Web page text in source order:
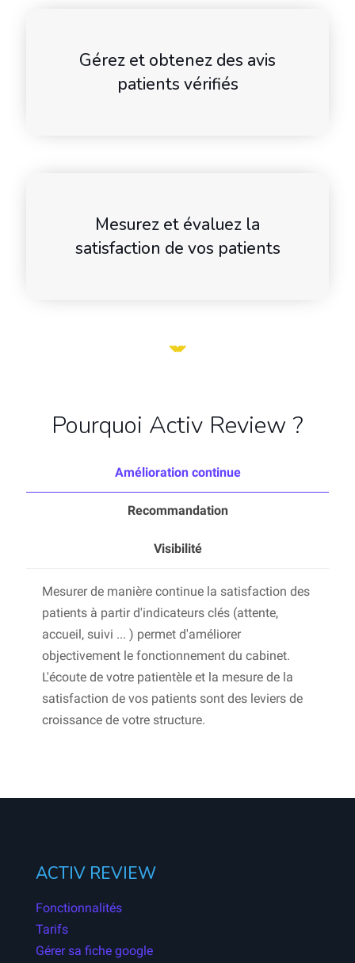
Gérez et obtenez des avis
patients vérifiés
Mesurez et évaluez la
satisfaction de vos patients
Pourquoi Activ Review ?
Amélioration continue
Recommandation
Visibilité
Mesurer de manière continue la satisfaction des
patients à partir d'indicateurs clés (attente,
accueil, suivi ... ) permet d'améliorer
objectivement le fonctionnement du cabinet.
L'écoute de votre patientèle et la mesure de la
satisfaction de vos patients sont des leviers de
croissance de votre structure.
ACTIV REVIEW
Fonctionnalités
Tarifs
Gérer sa fiche google